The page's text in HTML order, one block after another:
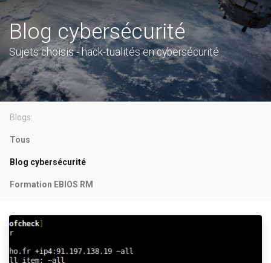
Blog cybersécurité
Sujets choisis - hack-tualités en cybersécurité
Blogs:
Tous
Blog cybersécurité
Formation EBIOS RM